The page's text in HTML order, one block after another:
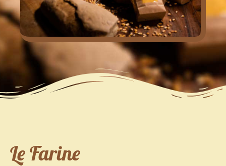
Le Farine